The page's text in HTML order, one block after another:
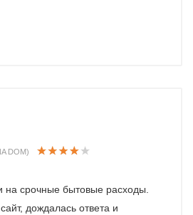
DOM)
на срочные бытовые расходы.
дождалась ответа и